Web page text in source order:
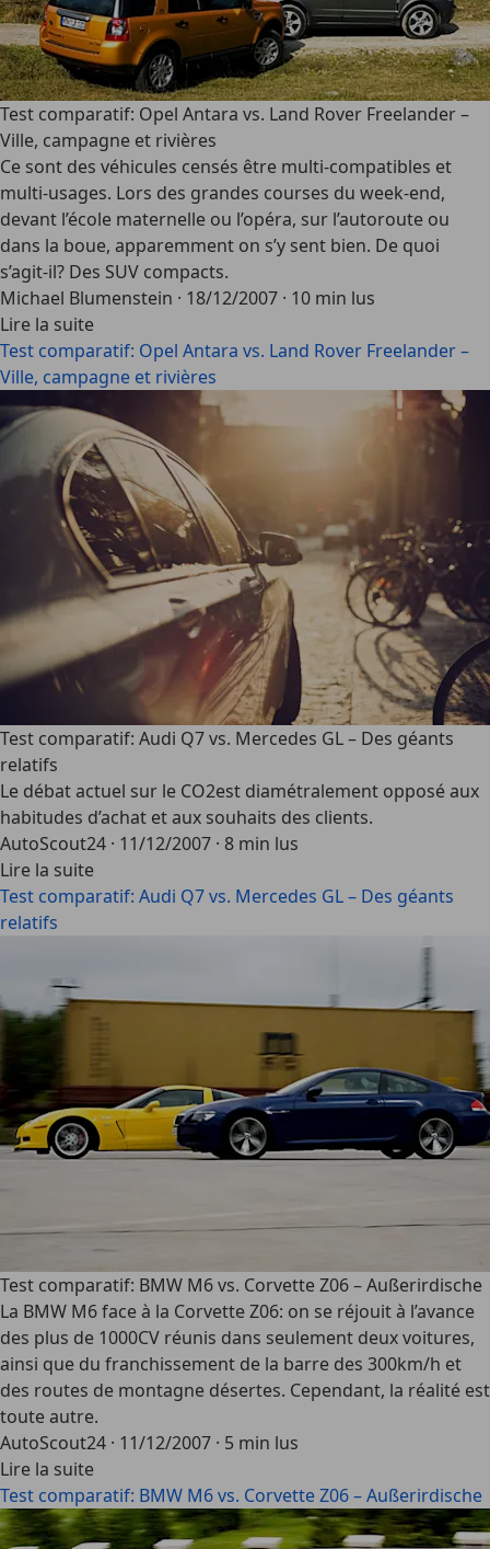
Test comparatif: Opel Antara vs. Land Rover Freelander –
Ville, campagne et rivières
Ce sont des véhicules censés être multi-compatibles et
multi-usages. Lors des grandes courses du week-end,
devant l’école maternelle ou l’opéra, sur l’autoroute ou
dans la boue, apparemment on s’y sent bien. De quoi
s’agit-il? Des SUV compacts.
Michael Blumenstein · 18/12/2007 · 10 min lus
Lire la suite
Test comparatif: Opel Antara vs. Land Rover Freelander –
Ville, campagne et rivières
Test comparatif: Audi Q7 vs. Mercedes GL – Des géants
relatifs
Le débat actuel sur le CO2est diamétralement opposé aux
habitudes d’achat et aux souhaits des clients.
AutoScout24 · 11/12/2007 · 8 min lus
Lire la suite
Test comparatif: Audi Q7 vs. Mercedes GL – Des géants
relatifs
Test comparatif: BMW M6 vs. Corvette Z06 – Außerirdische
La BMW M6 face à la Corvette Z06: on se réjouit à l’avance
des plus de 1000CV réunis dans seulement deux voitures,
ainsi que du franchissement de la barre des 300km/h et
des routes de montagne désertes. Cependant, la réalité est
toute autre.
AutoScout24 · 11/12/2007 · 5 min lus
Lire la suite
Test comparatif: BMW M6 vs. Corvette Z06 – Außerirdische